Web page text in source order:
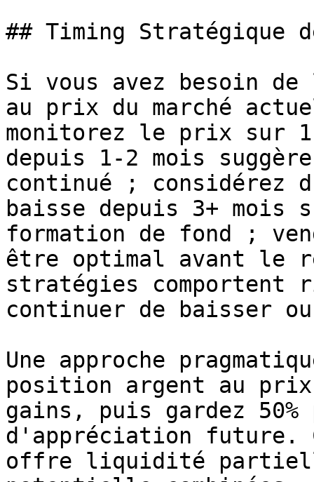
## Timing Stratégique
Si vous avez besoin
au prix du marché
monitorez le prix sur
depuis 1-2 mois
continué ; considérez
baisse depuis 3+ mois
formation de fond ;
être optimal avant le
stratégies
continuer de baisser
Une approche
position argent au
gains, puis gardez
d'appréciation future.
offre liquidité